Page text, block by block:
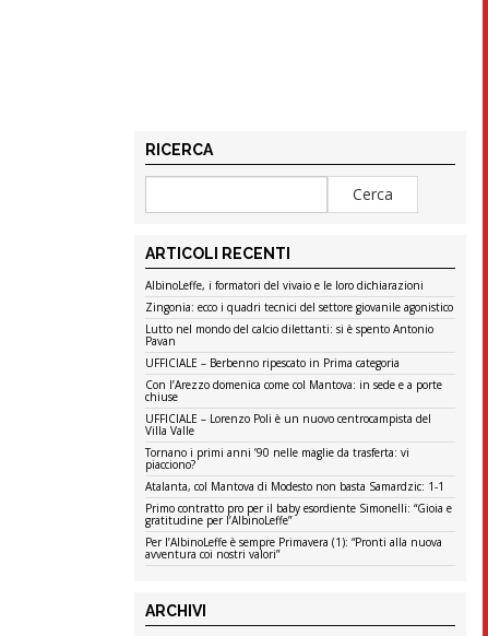
RICERCA
ARTICOLI RECENTI
AlbinoLeffe, i formatori del vivaio e le loro dichiarazioni
Zingonia: ecco i quadri tecnici del settore giovanile agonistico
Lutto nel mondo del calcio dilettanti: si è spento Antonio
Pavan
UFFICIALE – Berbenno ripescato in Prima categoria
Con l’Arezzo domenica come col Mantova: in sede e a porte
chiuse
UFFICIALE – Lorenzo Poli è un nuovo centrocampista del
Villa Valle
Tornano i primi anni ’90 nelle maglie da trasferta: vi
piacciono?
Atalanta, col Mantova di Modesto non basta Samardzic: 1-1
Primo contratto pro per il baby esordiente Simonelli: “Gioia e
gratitudine per l’AlbinoLeffe”
Per l’AlbinoLeffe è sempre Primavera (1): “Pronti alla nuova
avventura coi nostri valori”
ARCHIVI